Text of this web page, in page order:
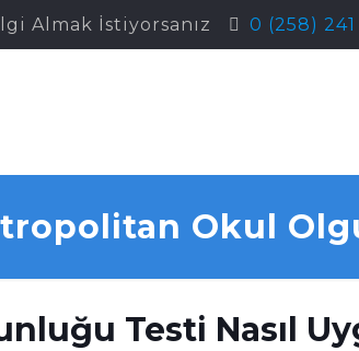
Almak İstiyorsanız 0 (258) 241
Okul
Testi Nasıl